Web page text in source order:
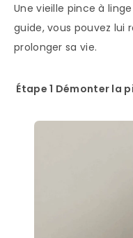
Une vieille pince à
guide, vous pouvez lui
prolonger sa vie.
Étape 1 Démonter la